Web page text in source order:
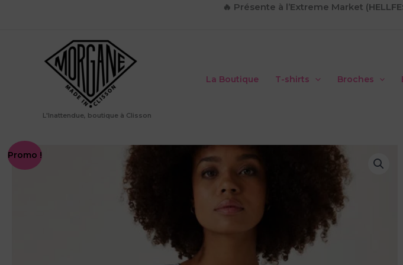
🔥 Présente à l’Extreme Market
L'Inattendue, boutique à Clisson
La Boutique T-shirts Broches
Promo !